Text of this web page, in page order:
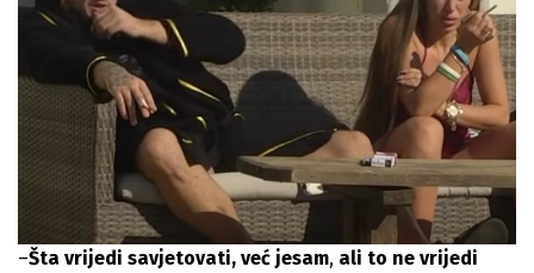
–Šta vrijedi savjetovati, već jesam, ali to ne vrijedi